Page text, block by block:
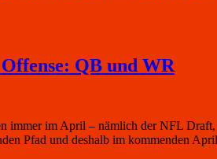
QB und WR
immer im April – nämlich der NFL
Pfad und deshalb im kommenden